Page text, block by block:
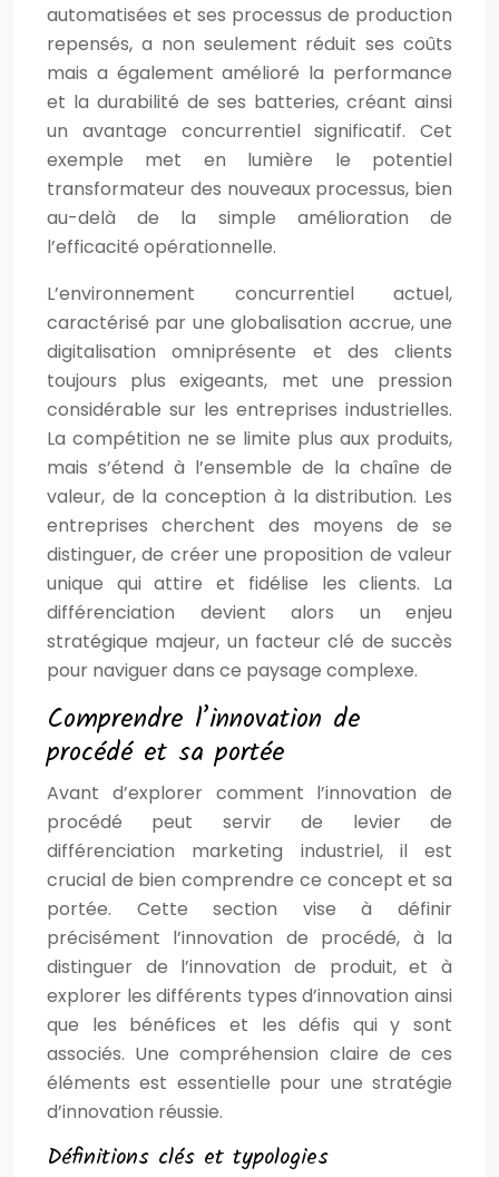
automatisées et ses processus de production
repensés, a non seulement réduit ses coûts
mais a également amélioré la performance
et la durabilité de ses batteries, créant ainsi
un avantage concurrentiel significatif. Cet
exemple met en lumière le potentiel
transformateur des nouveaux processus, bien
au-delà de la simple amélioration de
l’efficacité opérationnelle.
L’environnement concurrentiel actuel,
caractérisé par une globalisation accrue, une
digitalisation omniprésente et des clients
toujours plus exigeants, met une pression
considérable sur les entreprises industrielles.
La compétition ne se limite plus aux produits,
mais s’étend à l’ensemble de la chaîne de
valeur, de la conception à la distribution. Les
entreprises cherchent des moyens de se
distinguer, de créer une proposition de valeur
unique qui attire et fidélise les clients. La
différenciation devient alors un enjeu
stratégique majeur, un facteur clé de succès
pour naviguer dans ce paysage complexe.
Comprendre l’innovation de
procédé et sa portée
Avant d’explorer comment l’innovation de
procédé peut servir de levier de
différenciation marketing industriel, il est
crucial de bien comprendre ce concept et sa
portée. Cette section vise à définir
précisément l’innovation de procédé, à la
distinguer de l’innovation de produit, et à
explorer les différents types d’innovation ainsi
que les bénéfices et les défis qui y sont
associés. Une compréhension claire de ces
éléments est essentielle pour une stratégie
d’innovation réussie.
Définitions clés et typologies